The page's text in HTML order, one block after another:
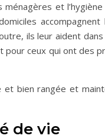
et l’hygiène
ils leur aident dans
pour ceux qui ont des
bien rangée et
de vie